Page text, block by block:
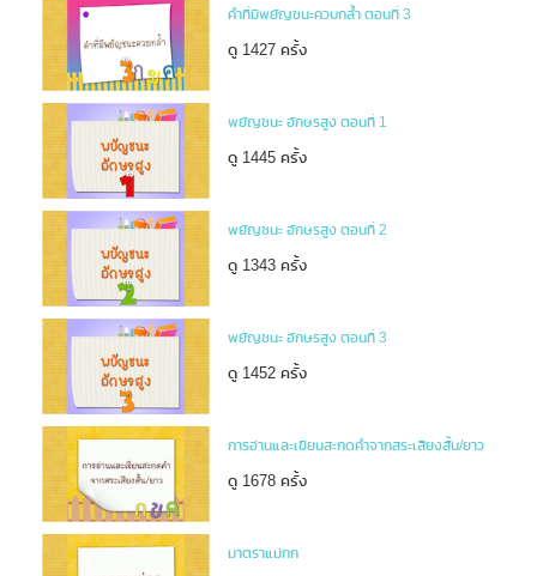
คำที่มีพยัญชนะควบกล้ำ ตอนที่ 3
ดู 1427 ครั้ง
พยัญชนะ อักษรสูง ตอนที่ 1
ดู 1445 ครั้ง
พยัญชนะ อักษรสูง ตอนที่ 2
ดู 1343 ครั้ง
พยัญชนะ อักษรสูง ตอนที่ 3
ดู 1452 ครั้ง
การอ่านและเขียนสะกดคำจากสระเสียงสั้น/ยาว
ดู 1678 ครั้ง
มาตราแม่กก